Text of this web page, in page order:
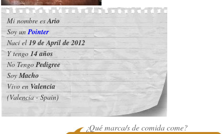
Mi nombre esArio
Soy unPointer
Nací el 19 de April de 2012
Y tengo 14 años
No TengoPedigree
SoyMacho
Vivo enValencia
(Valencia - Spain)
¿Qué marca/s de comida come?